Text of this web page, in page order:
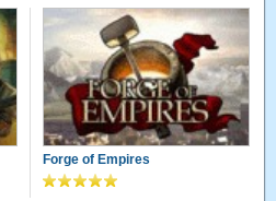
Forge of Empires